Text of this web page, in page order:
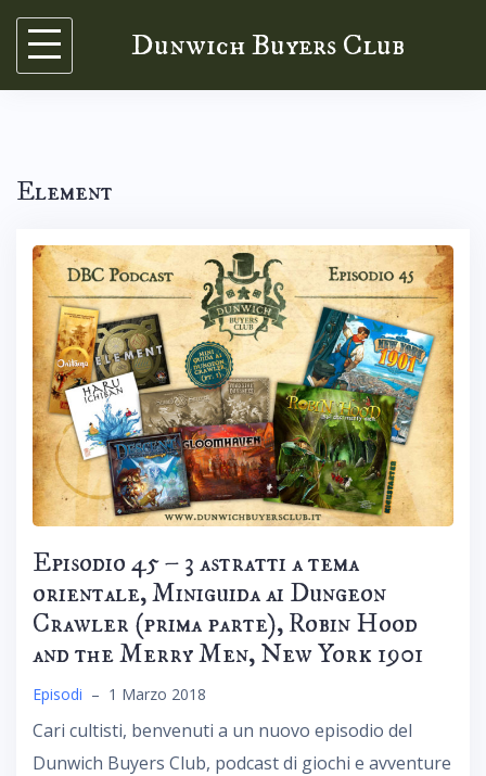
Skip
content
Dunwich Buyers Club
Element
Episodio 45 – 3 astratti a tema
orientale, Miniguida ai Dungeon
Crawler (prima parte), Robin Hood
and the Merry Men, New York 1901
Episodi – 1 Marzo 2018
Cari cultisti, benvenuti a un nuovo episodio del
Dunwich Buyers Club, podcast di giochi e avventure